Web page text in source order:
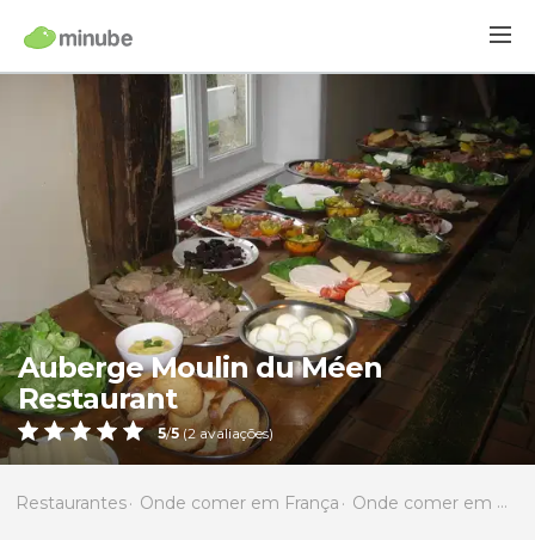
Auberge Moulin du Méen
Restaurant
5/5(2 avaliações)
Restaurantes Onde comer em França Onde comer em Bretanha